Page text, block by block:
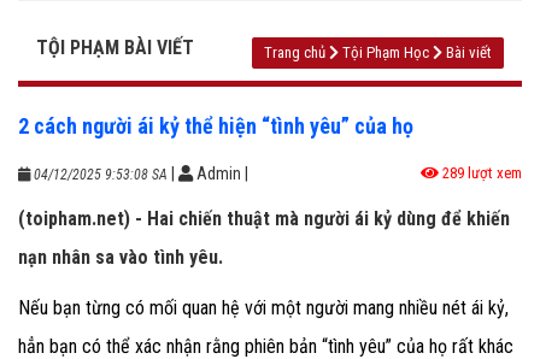
TỘI PHẠM BÀI VIẾT Trang chủ Tội Phạm Học Bài viết
2 cách người ái kỷ thể hiện “tình yêu” của họ
04/12/2025 9:53:08 SA Admin 289 lượt xem
(toipham.net) - Hai chiến thuật mà người ái kỷ dùng để khiến
nạn nhân sa vào tình yêu.
Nếu bạn từng có mối quan hệ với một người mang nhiều nét ái kỷ,
hẳn bạn có thể xác nhận rằng phiên bản “tình yêu” của họ rất khác